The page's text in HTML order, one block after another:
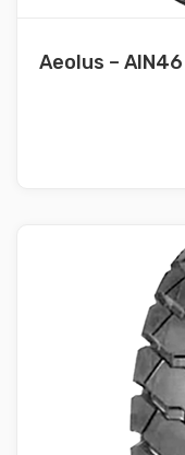
Aeolus – AIN46